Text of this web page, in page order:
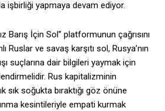
işbirliği yapmaya devam ediyor.
Barış İçin Sol” platformunun çağrısını
Ruslar ve savaş karşıtı sol, Rusya’nın
suçlarına dair bilgileri yaymak için
Rus kapitalizminin
sık soğukta bıraktığı göz önüne
kesintileriyle empati kurmak